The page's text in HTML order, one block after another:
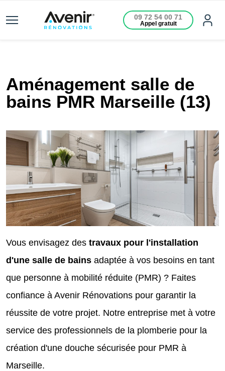
09 72 54 00 71
Appel gratuit
Aménagement salle de
bains PMR Marseille (13)
Vous envisagez des travaux pour l'installation
d'une salle de bains adaptée à vos besoins en tant
que personne à mobilité réduite (PMR) ? Faites
confiance à Avenir Rénovations pour garantir la
réussite de votre projet. Notre entreprise met à votre
service des professionnels de la plomberie pour la
création d'une douche sécurisée pour PMR à
Marseille.